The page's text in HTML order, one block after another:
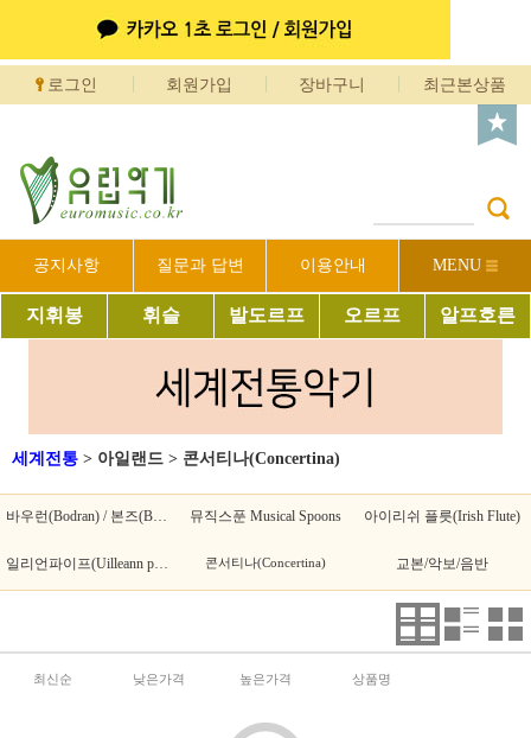
로그인 회원가입 장바구니 최근본상품
공지사항 질문과 답변 이용안내 MENU
지휘봉 휘슬 발도르프 오르프 알프호른
세계전통 > 아일랜드 > 콘서티나(Concertina)
바우런(Bodran) / 본즈(Bones) 뮤직스푼 Musical Spoons 아이리쉬 플릇(Irish Flute)
일리언파이프(Uilleann pipes) 콘서티나(Concertina) 교본/악보/음반
최신순 낮은가격 높은가격 상품명